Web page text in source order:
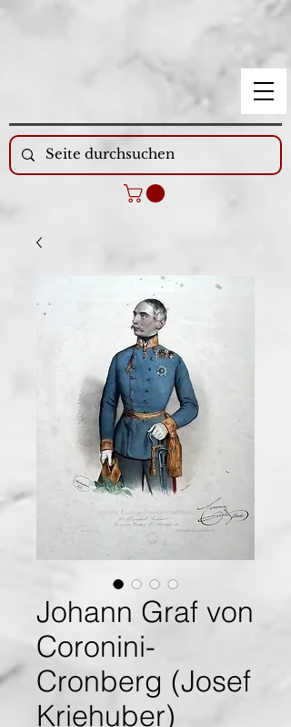
Johann Graf von
Coronini-
Cronberg (Josef
Kriehuber)